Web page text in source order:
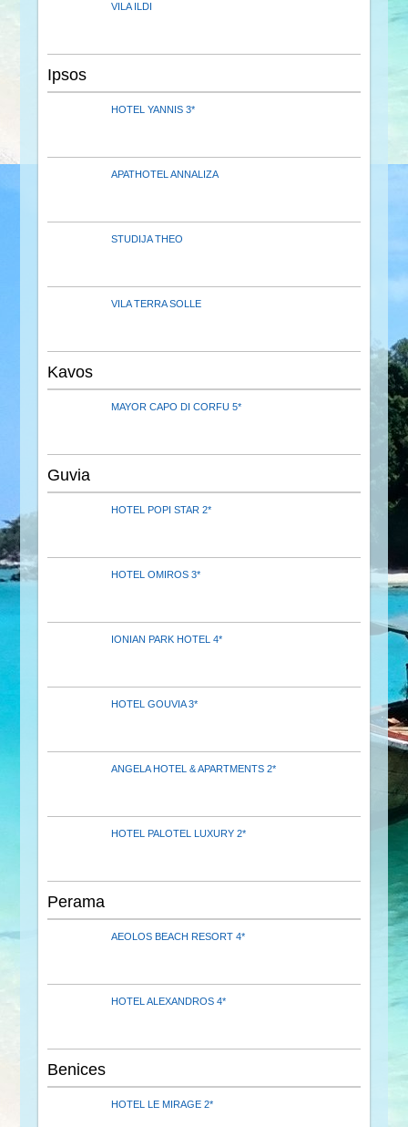
VILA ILDI
Ipsos
HOTEL YANNIS 3*
APATHOTEL ANNALIZA
STUDIJA THEO
VILA TERRA SOLLE
Kavos
MAYOR CAPO DI CORFU 5*
Guvia
HOTEL POPI STAR 2*
HOTEL OMIROS 3*
IONIAN PARK HOTEL 4*
HOTEL GOUVIA 3*
ANGELA HOTEL & APARTMENTS 2*
HOTEL PALOTEL LUXURY 2*
Perama
AEOLOS BEACH RESORT 4*
HOTEL ALEXANDROS 4*
Benices
HOTEL LE MIRAGE 2*